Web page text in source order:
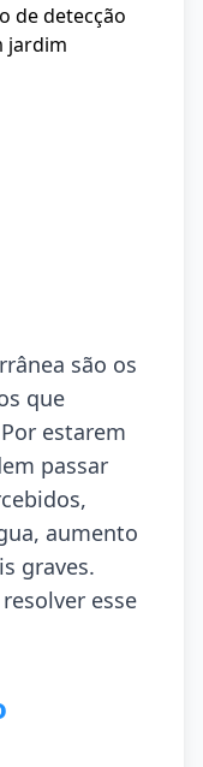
são os
que
estarem
passar
aumento
graves.
esse